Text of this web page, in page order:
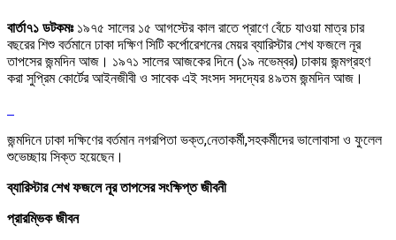
বার্তা৭১ ডটকমঃ১৯৭৫ সালের ১৫ আগস্টের কাল রাতে প্রাণে বেঁচে যাওয়া মাত্র চার
বছরের শিশু বর্তমানে ঢাকা দক্ষিণ সিটি কর্পোরেশনের মেয়র ব্যারিস্টার শেখ ফজলে নূর
তাপসের জন্মদিন আজ। ১৯৭১ সালের আজকের দিনে (১৯ নভেম্বর) ঢাকায় জন্মগ্রহণ
করা সুপ্রিম কোর্টের আইনজীবী ও সাবেক এই সংসদ সদদ্যের ৪৯তম জন্মদিন আজ।
জন্মদিনে ঢাকা দক্ষিণের বর্তমান নগরপিতা ভক্ত,নেতাকর্মী,সহকর্মীদের ভালোবাসা ও ফুলেল
শুভেচ্ছায় সিক্ত হয়েছেন।
ব্যারিস্টার শেখ ফজলে নূর তাপসের সংক্ষিপ্ত জীবনী
প্রারম্ভিক জীবন